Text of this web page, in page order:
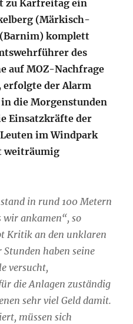
zu Karfreitag ein
(Märkisch-
komplett
des
auf MOZ-Nachfrage
der Alarm
die Morgenstunden
Einsatzkräfte der
im Windpark
weiträumig
in rund 100 Metern
wir ankamen“, so
Kritik an den unklaren
haben seine
versucht,
die Anlagen zuständig
sehr viel Geld damit.
müssen sich